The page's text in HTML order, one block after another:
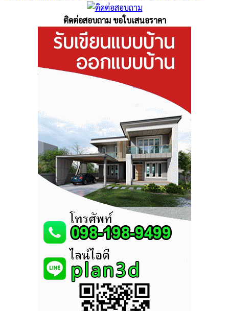
ติดต่อสอบถาม ขอใบเสนอราคา